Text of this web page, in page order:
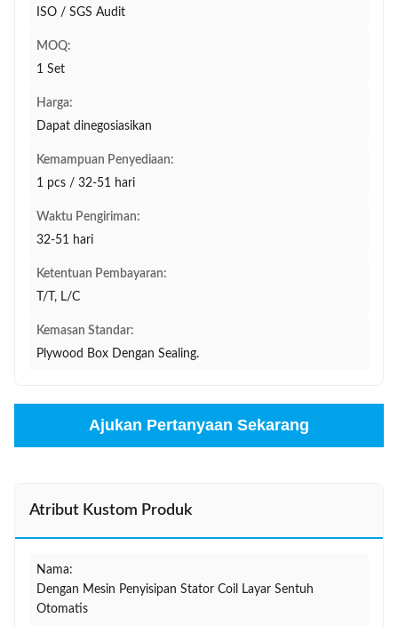
ISO / SGS Audit
MOQ:
1 Set
Harga:
Dapat dinegosiasikan
Kemampuan Penyediaan:
1 pcs / 32-51 hari
Waktu Pengiriman:
32-51 hari
Ketentuan Pembayaran:
T/T, L/C
Kemasan Standar:
Plywood Box Dengan Sealing.
Ajukan Pertanyaan Sekarang
Atribut Kustom Produk
Nama:
Dengan Mesin Penyisipan Stator Coil Layar Sentuh
Otomatis